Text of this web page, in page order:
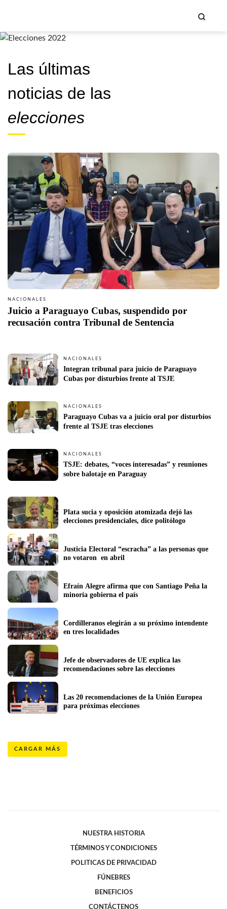
Las últimas
noticias de las
elecciones
NACIONALES
Juicio a Paraguayo Cubas, suspendido por
recusación contra Tribunal de Sentencia
NACIONALES
Integran tribunal para juicio de Paraguayo
Cubas por disturbios frente al TSJE
NACIONALES
Paraguayo Cubas va a juicio oral por disturbios
frente al TSJE tras elecciones
NACIONALES
TSJE: debates, “voces interesadas” y reuniones
sobre balotaje en Paraguay
Plata sucia y oposición atomizada dejó las
elecciones presidenciales, dice politólogo
Justicia Electoral “escracha” a las personas que
no votaron  en abril
Efraín Alegre afirma que con Santiago Peña la
minoría gobierna el país
Cordilleranos elegirán a su próximo intendente
en tres localidades
Jefe de observadores de UE explica las
recomendaciones sobre las elecciones
Las 20 recomendaciones de la Unión Europea
para próximas elecciones
CARGAR MÁS
NUESTRA HISTORIA
TÉRMINOS Y CONDICIONES
POLITICAS DE PRIVACIDAD
FÚNEBRES
BENEFICIOS
CONTÁCTENOS